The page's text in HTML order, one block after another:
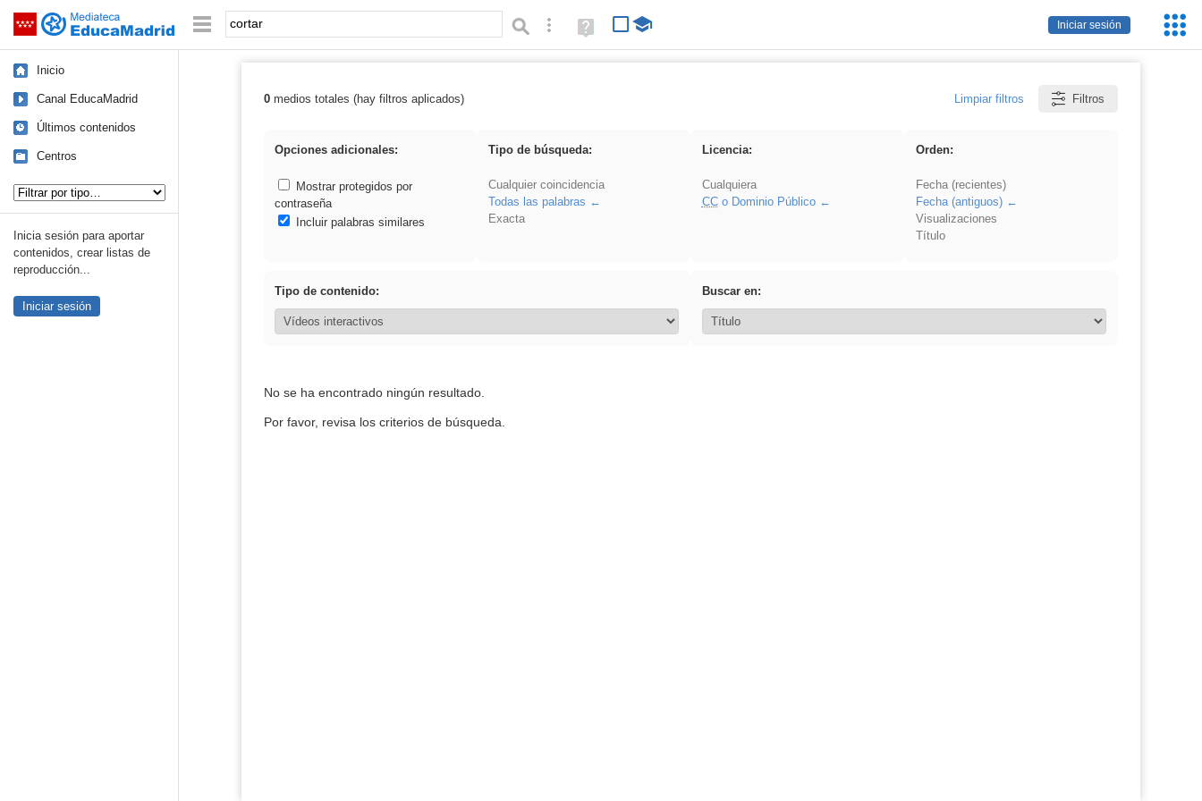
Saltar navegación
Iniciar sesión
Palabra o frase: Búsqueda avanzada
Ayuda
(en
Inicio
Canal EducaMadrid
Últimos contenidos
Centros
Inicia sesión para aportar
contenidos, crear listas de
reproducción...
Iniciar sesión
Resultados de: cortar
0medios totales (hay filtros aplicados) Limpiar filtros Filtros
Opciones adicionales:
Mostrar protegidos por
contraseña
Incluir palabras similares
Tipo de búsqueda:
Cualquier coincidencia
Todas las palabras
Exacta
Licencia:
Cualquiera
CCo Dominio Público
Orden:
Fecha (recientes)
Fecha (antiguos)
Visualizaciones
Título
Tipo de contenido: Buscar en:
No se ha encontrado ningún resultado.
Por favor, revisa los criterios de búsqueda.